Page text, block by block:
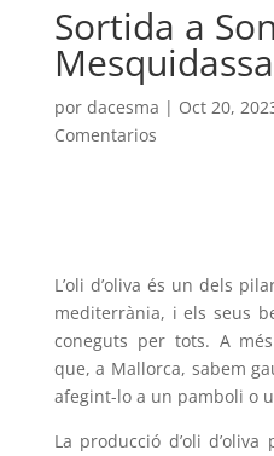
Sortida a Son
Mesquidassa
por dacesma | Oct 20,
Comentarios
L’oli d’oliva és un dels
mediterrània, i els seus
coneguts per tots. A
que, a Mallorca, sabem
afegint-lo a un pamboli o
La producció d’oli